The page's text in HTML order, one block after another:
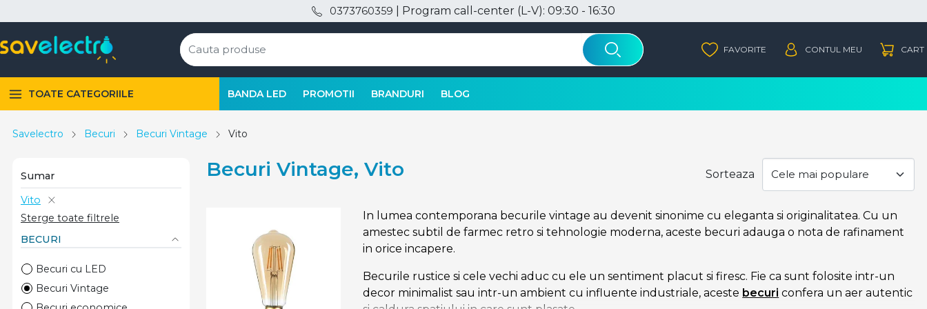
0373760359 | Program call-center (L-V): 09:30 - 16:30
TOATE CATEGORIILE BANDA LED PROMOTII BRANDURI BLOG
Savelectro Becuri Becuri Vintage Vito
Sumar
Vito
Sterge toate filtrele
BECURI
Becuri cu LED
Becuri Vintage
Becuri Vintage, Vito Sorteaza
In lumea contemporana becurile vintage au devenit sinonime cu eleganta si originalitatea. Cu un
amestec subtil de farmec retro si tehnologie moderna, aceste becuri adauga o nota de rafinament
in orice incapere.
Becurile rustice si cele vechi aduc cu ele un sentiment placut si firesc. Fie ca sunt folosite intr-un
decor minimalist sau intr-un ambient cu influente industriale, aceste becuri confera un aer autentic